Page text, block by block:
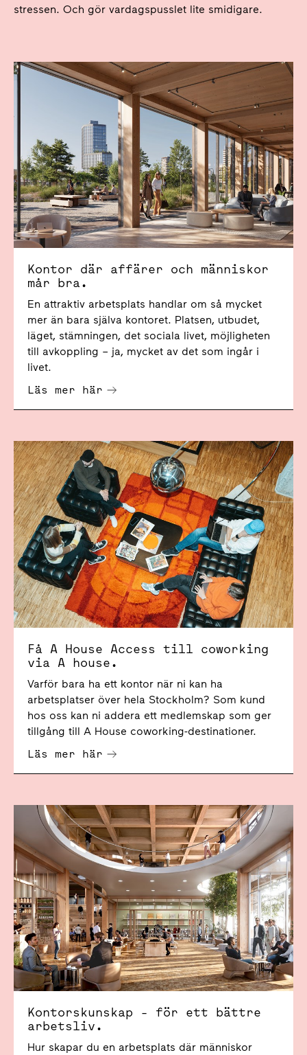
stressen. Och gör vardagspusslet lite smidigare.
Kontor där affärer och människor mår bra.
Kontor där affärer och människor
mår bra.
En attraktiv arbetsplats handlar om så mycket
mer än bara själva kontoret. Platsen, utbudet,
läget, stämningen, det sociala livet, möjligheten
till avkoppling – ja, mycket av det som ingår i
livet.
Läs mer här
Få A House Access till coworking via A house.
Få A House Access till coworking
via A house.
Varför bara ha ett kontor när ni kan ha
arbetsplatser över hela Stockholm? Som kund
hos oss kan ni addera ett medlemskap som ger
tillgång till A House coworking-destinationer.
Läs mer här
Kontorskunskap - för ett bättre arbetsliv.
Kontorskunskap - för ett bättre
arbetsliv.
Hur skapar du en arbetsplats där människor